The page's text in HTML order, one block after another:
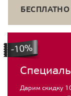
БЕСПЛАТНО
Дарим скидку